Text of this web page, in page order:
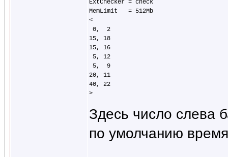
ExtChecker = check
MemLimit   = 512Mb
<
0,  2
15, 18
15, 16
5, 12
5,  9
20, 11
40, 22
Здесь число слева
по умолчанию